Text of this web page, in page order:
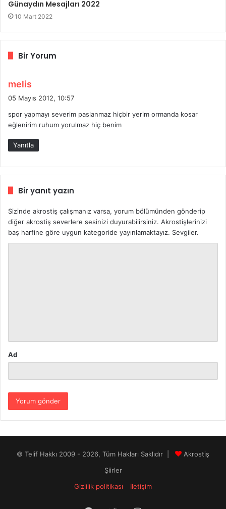
Günaydın Mesajları 2022
10 Mart 2022
Bir Yorum
melis
i
k
i
:
05 Mayıs 2012, 10:57
spor yapmayı severim paslanmaz hiçbir yerim ormanda kosar
eğlenirim ruhum yorulmaz hiç benim
Yanıtla
Bir yanıt yazın
Sizinde akrostiş çalışmanız varsa, yorum bölümünden gönderip
diğer akrostiş severlere sesinizi duyurabilirsiniz. Akrostişlerinizi
baş harfine göre uygun kategoride yayınlamaktayız. Sevgiler.
Ad
© Telif Hakkı 2009 - 2026, Tüm Hakları Saklıdır |
Akrostiş
Şiirler
Gizlilik politikası
İletişim